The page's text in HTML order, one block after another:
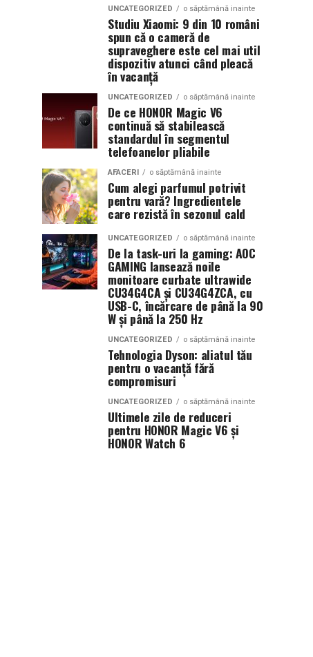
UNCATEGORIZED o săptămână inainte
Studiu Xiaomi: 9 din 10 români
spun că o cameră de
supraveghere este cel mai util
dispozitiv atunci când pleacă
în vacanță
UNCATEGORIZED o săptămână inainte
De ce HONOR Magic V6
continuă să stabilească
standardul în segmentul
telefoanelor pliabile
AFACERI o săptămână inainte
Cum alegi parfumul potrivit
pentru vară? Ingredientele
care rezistă în sezonul cald
UNCATEGORIZED o săptămână inainte
De la task-uri la gaming: AOC
GAMING lansează noile
monitoare curbate ultrawide
CU34G4CA și CU34G4ZCA, cu
USB-C, încărcare de până la 90
W și până la 250 Hz
UNCATEGORIZED o săptămână inainte
Tehnologia Dyson: aliatul tău
pentru o vacanță fără
compromisuri
UNCATEGORIZED o săptămână inainte
Ultimele zile de reduceri
pentru HONOR Magic V6 și
HONOR Watch 6